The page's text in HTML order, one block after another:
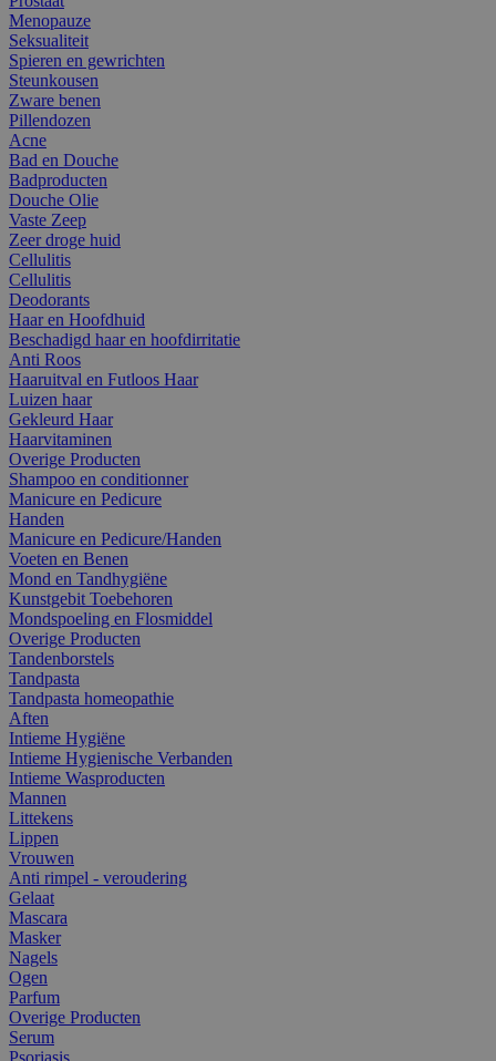
Menopauze
Seksualiteit
Spieren en gewrichten
Steunkousen
Zware benen
Pillendozen
Acne
Bad en Douche
Badproducten
Douche Olie
Vaste Zeep
Zeer droge huid
Cellulitis
Cellulitis
Deodorants
Haar en Hoofdhuid
Beschadigd haar en hoofdirritatie
Anti Roos
Haaruitval en Futloos Haar
Luizen haar
Gekleurd Haar
Haarvitaminen
Overige Producten
Shampoo en conditionner
Manicure en Pedicure
Handen
Manicure en Pedicure/Handen
Voeten en Benen
Mond en Tandhygiëne
Kunstgebit Toebehoren
Mondspoeling en Flosmiddel
Overige Producten
Tandenborstels
Tandpasta
Tandpasta homeopathie
Aften
Intieme Hygiëne
Intieme Hygienische Verbanden
Intieme Wasproducten
Mannen
Littekens
Lippen
Vrouwen
Anti rimpel - veroudering
Gelaat
Mascara
Masker
Nagels
Ogen
Parfum
Overige Producten
Serum
Psoriasis